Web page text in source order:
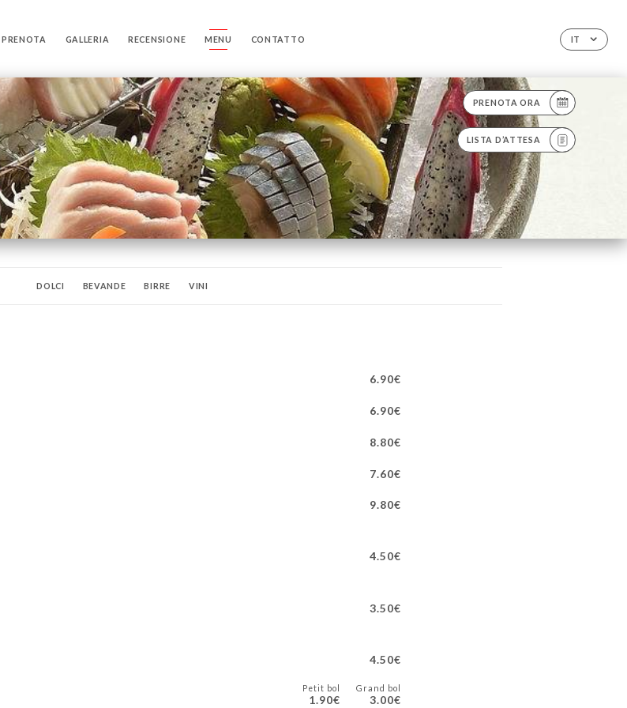
IT
PRENOTA GALLERIA RECENSIONE MENU CONTATTO
PRENOTA ORA
LISTA D’ATTESA
DOLCI BEVANDE BIRRE VINI
6.90€
6.90€
8.80€
7.60€
9.80€
4.50€
3.50€
4.50€
Petit bol
1.90€
Grand bol
3.00€